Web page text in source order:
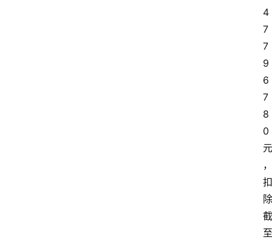
4
7
7
9
6
7
8
0
元
，
扣
除
截
至